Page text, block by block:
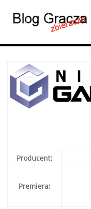
Producent:
Premiera: